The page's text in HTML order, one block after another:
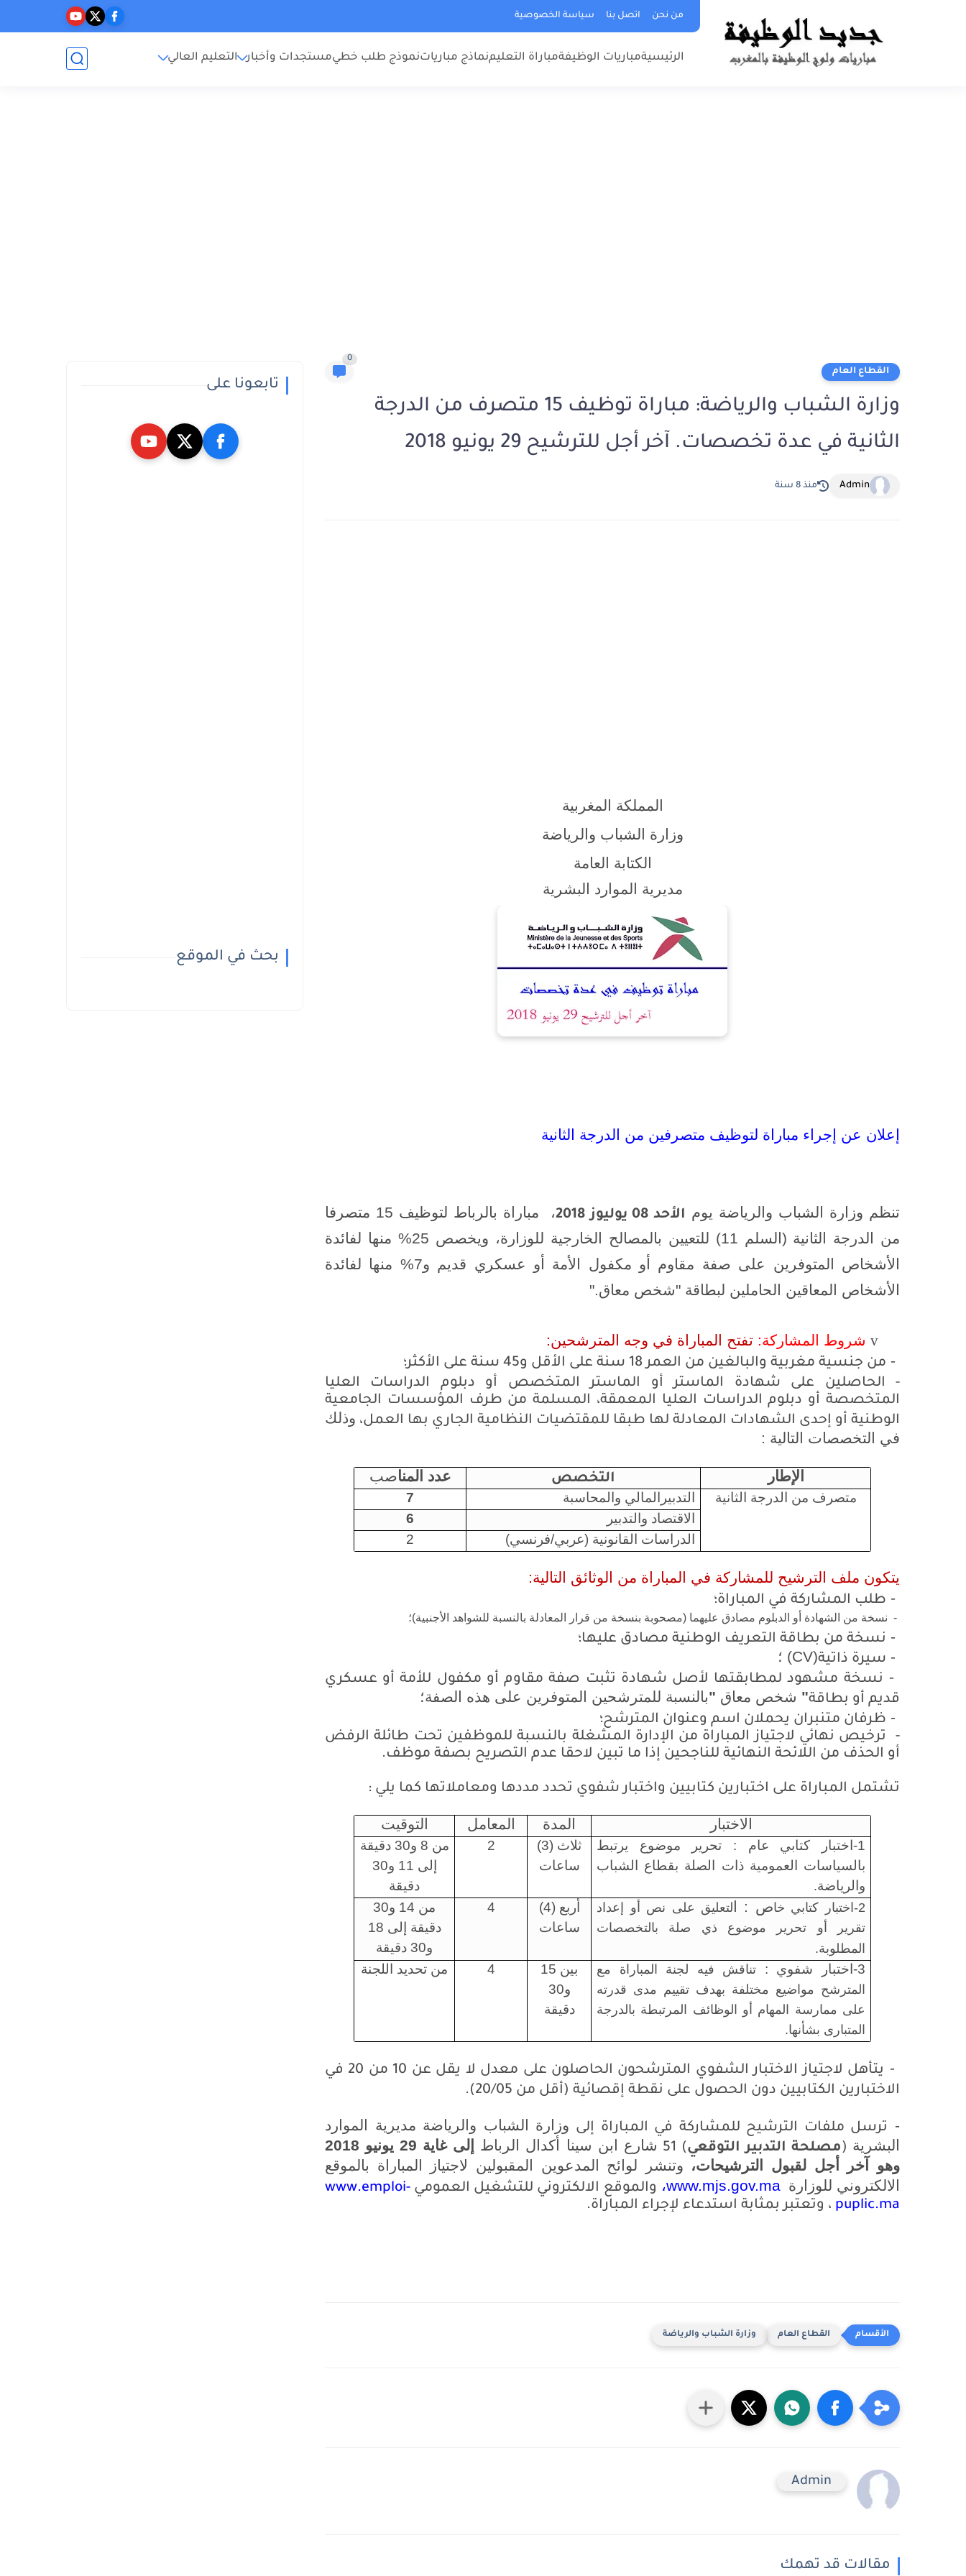
من نحن اتصل بنا سياسة الخصوصية
الرئيسيةمباريات الوظيفةمباراة التعليمنماذج مبارياتنموذج طلب خطيمستجدات وأخبار التعليم العالي
القطاع العام
0
وزارة الشباب والرياضة: مباراة توظيف 15 متصرف من الدرجة
الثانية في عدة تخصصات. آخر أجل للترشيح 29 يونيو 2018
Admin منذ 8 سنة
المملكة المغربية
وزارة الشباب والرياضة
الكتابة العامة
مديرية الموارد البشرية
إعلان عن إجراء مباراة لتوظيف متصرفين من الدرجة الثانية
تنظم وزارة الشباب والرياضة يوم الأحد 08 يوليوز 2018 ،
مباراة بالرباط لتوظيف 15 متصرفا
من الدرجة الثانية (السلم 11) للتعيين بالمصالح الخارجية للوزارة،
ويخصص 25% منها لفائدة
الأشخاص المتوفرين على صفة مقاوم أو مكفول الأمة أو عسكري قديم و7% منها لفائدة
الأشخاص المعاقين الحاملين لبطاقة "شخص معاق".
v شروط المشاركة: تفتح المباراة في وجه المترشحين:
- من جنسية مغربية والبالغين من العمر 18 سنة على الأقل و45 سنة على الأكثر؛
- الحاصلين
على شهادة الماستر أو الماستر المتخصص أو دبلوم الدراسات العليا
المتخصصة أو دبلوم الدراسات العليا المعمقة، المسلمة من طرف المؤسسات الجامعية
الوطنية أو إحدى الشهادات المعادلة لها طبقا للمقتضيات النظامية الجاري بها العمل، وذلك
في التخصصات التالية :
الإطار التخصص عدد المناصب
متصرف من الدرجة الثانية التدبيرالمالي والمحاسبة
7
الاقتصاد والتدبير
6
الدراسات القانونية (عربي/فرنسي)
2
يتكون ملف الترشيح للمشاركة في المباراة من الوثائق التالية:
- طلب المشاركة في المباراة؛
- نسخة من الشهادة أو الدبلوم مصادق عليهما (مصحوبة بنسخة من قرار المعادلة بالنسبة للشواهد الأجنبية)؛
- نسخة من بطاقة التعريف الوطنية مصادق عليها؛
- سيرة ذاتية(CV) ؛
- نسخة مشهود لمطابقتها لأصل شهادة تثبت صفة مقاوم أو مكفول للأمة أو عسكري
قديم أو بطاقة" شخص معاق "بالنسبة للمترشحين المتوفرين على هذه الصفة؛
- ظرفان متنبران يحملان اسم وعنوان المترشح؛
-
ترخيص نهائي لاجتياز المباراة من الإدارة المشغلة بالنسبة للموظفين تحت طائلة الرفض
أو الحذف من اللائحة النهائية للناجحين إذا ما تبين لاحقا عدم التصريح بصفة موظف.
تشتمل المباراة على اختبارين كتابيين واختبار شفوي تحدد مددها ومعاملاتها كما يلي :
الاختبار المدة المعامل التوقيت
1-اختبار كتابي عام :
تحرير موضوع يرتبط
بالسياسات العمومية ذات الصلة بقطاع الشباب
والرياضة.
ثلاث (3)
ساعات
2
من 8 و30 دقيقة
إلى 11 و30
دقيقة
2-اختبار كتابي خاص : ا
لتعليق على نص أو إعداد
تقرير أو تحرير موضوع ذي صلة بالتخصصات
المطلوبة.
أربع (4)
ساعات
4
من 14 و30
دقيقة إلى 18
و30 دقيقة
3-اختبار شفوي :
تناقش فيه لجنة المباراة مع
المترشح مواضيع مختلفة بهدف تقييم مدى قدرته
على ممارسة المهام أو الوظائف المرتبطة بالدرجة
المتبارى بشأنها.
بين 15
و30
دقيقة
4 من تحديد اللجنة
-
يتأهل لاجتياز الاختبار الشفوي المترشحون الحاصلون على معدل لا يقل عن 10 من 20 في
الاختبارين الكتابيين دون الحصول على نقطة إقصائية (أقل من
20/05).
- ترسل ملفات الترشيح للمشاركة في المباراة إلى وزارة الشباب والرياضة مديرية الموارد
البشرية (مصلحة التدبير التوقعي) 51 شارع ابن سينا أكدال الرباط
إلى غاية 29 يونيو 2018
وهو آخر أجل لقبول الترشيحات، وتنشر لوائح المدعوين المقبولين لاجتياز المباراة بالموقع
الالكتروني للوزارة www.mjs.gov.ma، والموقع الالكتروني للتشغيل العمومي www.emploi-
puplic.ma ، وتعتبر بمثابة استدعاء لإجراء المباراة.
القطاع العام وزارة الشباب والرياضة
Admin
مقالات قد تهمك
تابعونا على
بحث في الموقع